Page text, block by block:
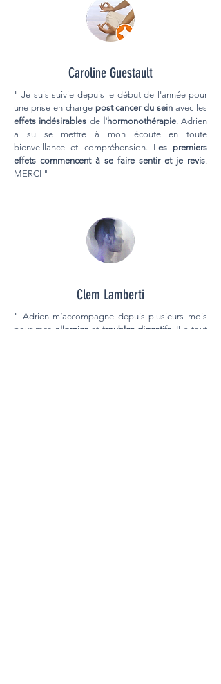
Caroline Guestault
" Je suis suivie depuis le début de l'année pour
une prise en charge post cancer du sein avec les
effets indésirables de l'hormonothérapie. Adrien
a su se mettre à mon écoute en toute
bienveillance et compréhension. L es premiers
effets commencent à se faire sentir et je revis.
MERCI "
Clem Lamberti
" Adrien m’accompagne depuis plusieurs mois
pour mes allergieset troubles digestifs. Il a tout